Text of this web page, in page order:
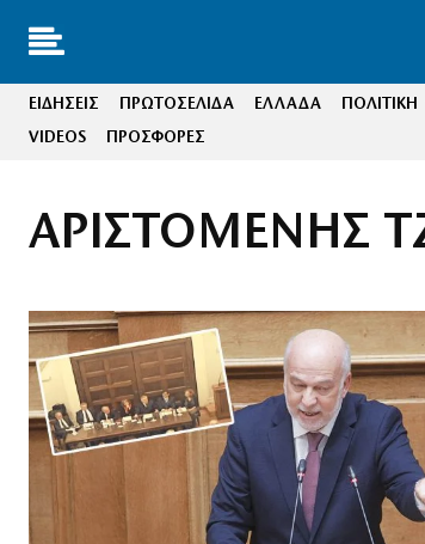
ΕΙΔΗΣΕΙΣ ΠΡΩΤΟΣΕΛΙΔΑ ΕΛΛΑΔΑ ΠΟΛΙΤΙΚΗ
VIDEOS
ΠΡΟΣΦΟΡΕΣ
ΑΡΙΣΤΟΜΕΝΗΣ